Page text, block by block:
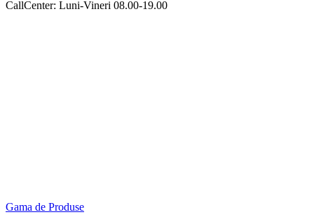
CallCenter: Luni-Vineri 08.00-19.00
Gama de Produse